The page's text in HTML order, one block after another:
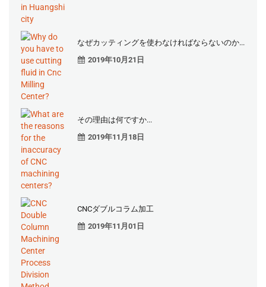
なぜカッティングを使わなければならないのか...
2019年10月21日
その理由は何ですか...
2019年11月18日
CNCダブルコラム加工
2019年11月01日